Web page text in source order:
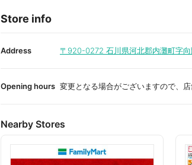
i
t
Store info
Address 〒920-0272 石川県河北郡内灘町字
Opening hours 変更となる場合がございますので、
Nearby Stores